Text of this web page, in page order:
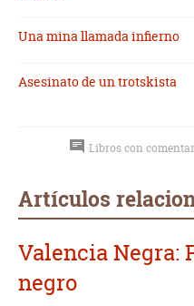
Una mina llamada infierno
Asesinato de un trotskista
Libros con
Artículos
Valencia Negra:
negro